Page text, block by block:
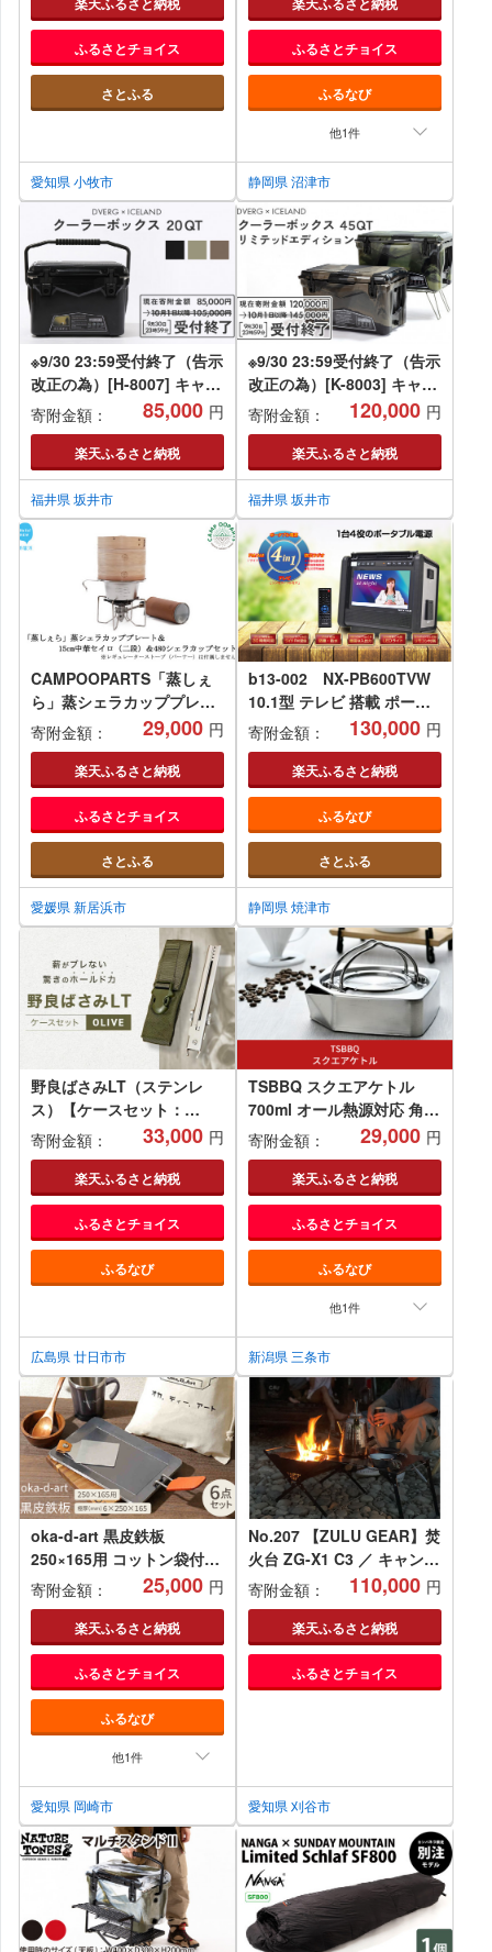
ふるさとチョイス
さとふる
愛知県 小牧市
ふるさとチョイス
ふるなび
他1件
静岡県 沼津市
※9/30 23:59受付終了（告示
改正の為）[H-8007] キャン
プ アウトドアDVERG ×
ICELANDクーラーボックス
20QT 1個
寄附金額： 85,000 円
楽天ふるさと納税
福井県 坂井市
※9/30 23:59受付終了（告示
改正の為）[K-8003] キャン
プ アウトドア DVERG ×
ICELANDクーラーボックス
45QT リミテッドエディシ
ョン 1個
寄附金額： 120,000 円
楽天ふるさと納税
福井県 坂井市
CAMPOOPARTS「蒸しぇ
ら」蒸シェラカッププレー
ト＆15cm中華セイロ（二
段）＆480シェラカップ セ
ット 【キャンプ用品】【ア
ウトドア用品】
寄附金額： 29,000 円
楽天ふるさと納税
ふるさとチョイス
さとふる
愛媛県 新居浜市
b13-002 NX-PB600TVW
10.1型 テレビ 搭載 ポータ
ブル 電源
寄附金額： 130,000 円
楽天ふるさと納税
ふるなび
さとふる
静岡県 焼津市
野良ばさみLT（ステンレ
ス）【ケースセット：
OLIVE】
寄附金額： 33,000 円
楽天ふるさと納税
ふるさとチョイス
ふるなび
広島県 廿日市市
TSBBQ スクエアケトル
700ml オール熱源対応 角型
オールステンレス製 コンパ
クト アウトドア用品 キャン
プ用品 燕三条 キッチン用品
調理器具 キッチングッズ
【027S004】
寄附金額： 29,000 円
楽天ふるさと納税
ふるさとチョイス
ふるなび
他1件
新潟県 三条市
oka-d-art 黒皮鉄板
250×165用 コットン袋付き
6点セット 極厚
6mm×250×165【1215648】
寄附金額： 25,000 円
楽天ふるさと納税
ふるさとチョイス
ふるなび
他1件
愛知県 岡崎市
No.207 【ZULU GEAR】焚
火台 ZG-X1 C3 ／ キャンプ
焚き火台 愛知県
寄附金額： 110,000 円
楽天ふるさと納税
ふるさとチョイス
愛知県 刈谷市